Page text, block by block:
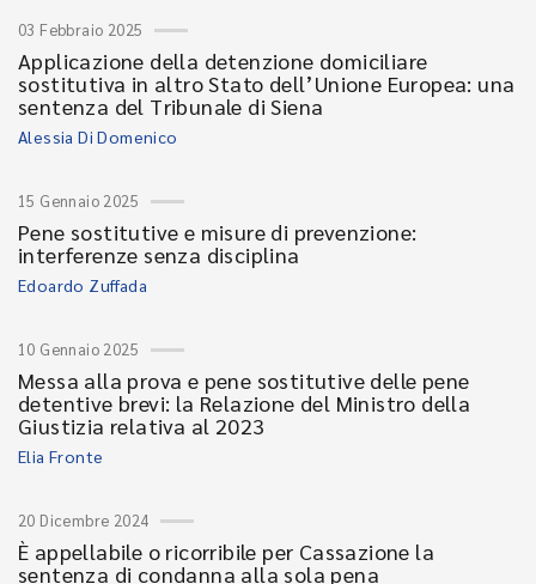
03 Febbraio 2025
Applicazione della detenzione domiciliare
sostitutiva in altro Stato dell’Unione Europea: una
sentenza del Tribunale di Siena
Alessia Di Domenico
15 Gennaio 2025
Pene sostitutive e misure di prevenzione:
interferenze senza disciplina
Edoardo Zuffada
10 Gennaio 2025
Messa alla prova e pene sostitutive delle pene
detentive brevi: la Relazione del Ministro della
Giustizia relativa al 2023
Elia Fronte
20 Dicembre 2024
È appellabile o ricorribile per Cassazione la
sentenza di condanna alla sola pena